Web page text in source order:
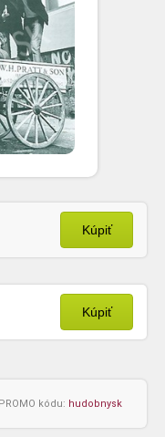
Kúpiť
Kúpiť
kódu: hudobnysk